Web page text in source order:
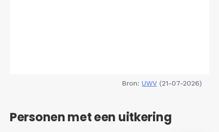
Bron: UWV (21-07-2026)
Personen met een uitkering